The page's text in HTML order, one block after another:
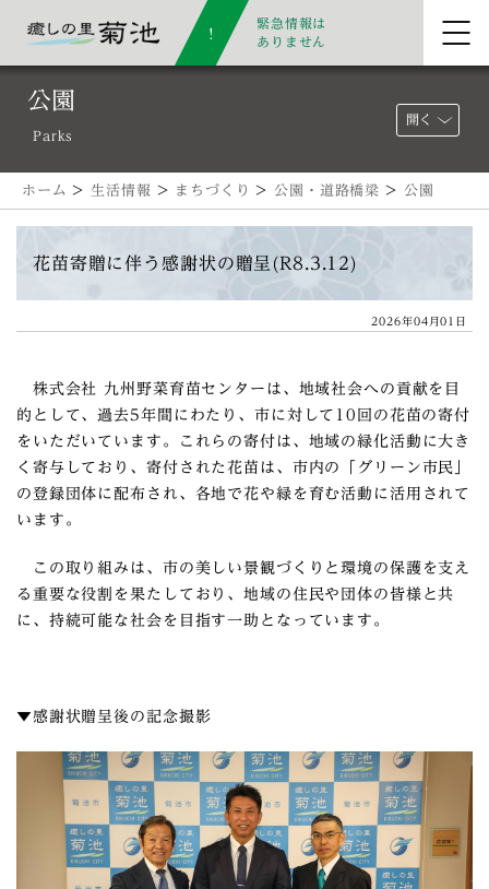
緊急情報は
ありません
公園
Parks
開く
ホーム >生活情報 > まちづくり >公園・道路橋梁 > 公園
花苗寄贈に伴う感謝状の贈呈(R8.3.12)
2026年04月01日
株式会社 九州野菜育苗センターは、地域社会への貢献を目
的として、過去5年間にわたり、市に対して10回の花苗の寄付
をいただいています。これらの寄付は、地域の緑化活動に大き
く寄与しており、寄付された花苗は、市内の「グリーン市民」
の登録団体に配布され、各地で花や緑を育む活動に活用されて
います。
この取り組みは、市の美しい景観づくりと環境の保護を支え
る重要な役割を果たしており、地域の住民や団体の皆様と共
に、持続可能な社会を目指す一助となっています。
▼感謝状贈呈後の記念撮影